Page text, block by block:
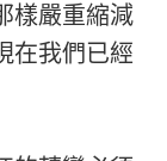
樣嚴重縮減
在我們已經